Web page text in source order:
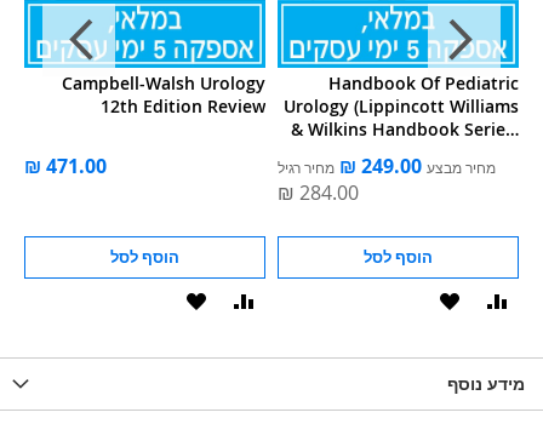
Campbell-Walsh Urology
12th Edition Review
הוסף לסל
הוסף
Handbook Of Pediatric
Urology (Lippincott Williams
& Wilkins Handbook Series)
מחיר מבצע מחיר רגיל
הוסף לסל
הוסף
מידע נוסף